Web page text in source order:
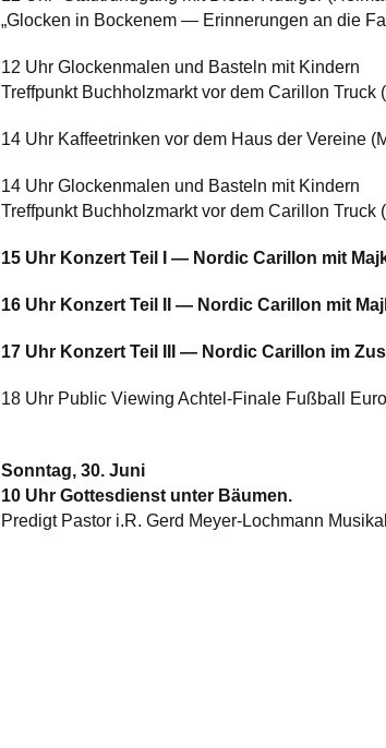
„Glocken in Bockenem — Erinnerungen an die
12 Uhr Glockenmalen und Basteln mit Kindern
Treffpunkt Buchholzmarkt vor dem Carillon Truck
14 Uhr Kaffeetrinken vor dem Haus der Vereine
14 Uhr Glockenmalen und Basteln mit Kindern
Treffpunkt Buchholzmarkt vor dem Carillon Truck
15 Uhr Konzert Teil I — Nordic Carillon mit
16 Uhr Konzert Teil II — Nordic Carillon mit
17 Uhr Konzert Teil III — Nordic Carillon im
18 Uhr Public Viewing Achtel-Finale Fußball
Sonntag, 30. Juni
10 Uhr Gottesdienst unter Bäumen.
Predigt Pastor i.R. Gerd Meyer-Lochmann